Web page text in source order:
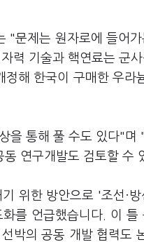
"문제는 원자로에 들어
력 기술과 핵연료는 군
해 한국이 구매한 우
을 통해 풀 수도 있다"
연구개발도 검토할 수
위한 방안으로 '조선·
언급했습니다. 이 틀
박의 공동 개발 협력도